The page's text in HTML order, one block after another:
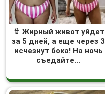
👙 Жирный живот уйдет
за 5 дней, а еще через 3
исчезнут бока! На ночь
съедайте...